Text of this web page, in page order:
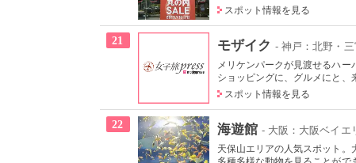
スポット情報を見る
21 モザイク - 神戸：北野・
メリケンパークが見渡せるハー
ショッピングに、グルメにと、
スポット情報を見る
22 海遊館 - 大阪：大阪ベイエ
天保山エリアの人気スポット。